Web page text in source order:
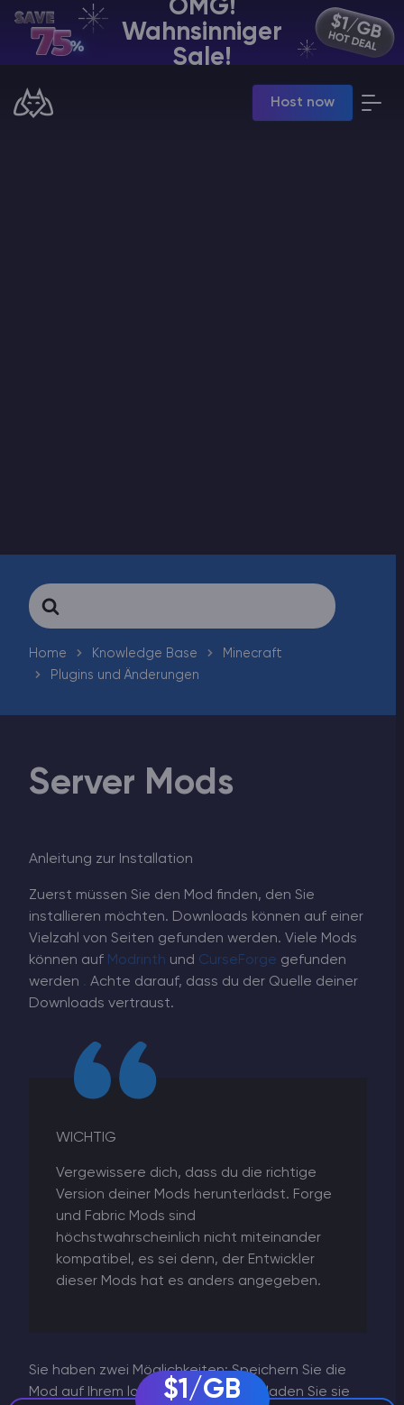
OMG!
Wahnsinniger
Sale!
Host now
DE | USD
Manage your servers & payments
Search
For
Home Knowledge Base
Minecraft
Plugins und Änderungen
Server Mods
Anleitung zur Installation
Zuerst müssen Sie den Mod finden, den Sie
installieren möchten. Downloads können auf einer
Vielzahl von Seiten gefunden werden. Viele Mods
können auf Modrinth und CurseForge gefunden
werden . Achte darauf, dass du der Quelle deiner
Downloads vertraust.
WICHTIG
Vergewissere dich, dass du die richtige
Version deiner Mods herunterlädst. Forge
und Fabric Mods sind
höchstwahrscheinlich nicht miteinander
kompatibel, es sei denn, der Entwickler
dieser Mods hat es anders angegeben.
Sie haben zwei Möglichkeiten: Speichern Sie die
Mod auf Ihrem lokalen Rechner und laden Sie sie
$1/GB